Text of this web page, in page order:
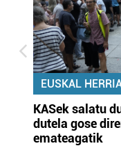
EUSKAL
KASek salatu
dutela gose
emateagatik